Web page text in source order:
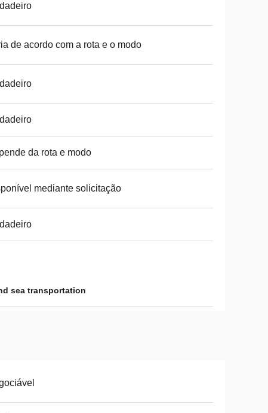
de acordo com a rota e o modo
da rota e modo
mediante solicitação
sea transportation